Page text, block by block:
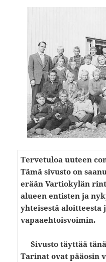
Tervetuloa uuteen
Tämä sivusto on
erään Vartiokylän
alueen entisten ja
yhteisestä
vapaaehtoisvoimin.
Sivusto täyttää
Tarinat ovat pääosin